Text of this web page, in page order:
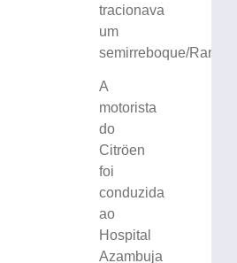
tracionava
um
semirreboque/Randon.
A
motorista
do
Citröen
foi
conduzida
ao
Hospital
Azambuja